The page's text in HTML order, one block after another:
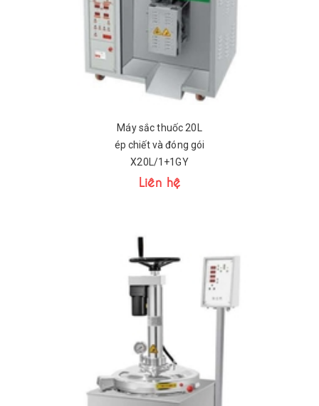
Máy sắc thuốc 20L
ép chiết và đóng gói
X20L/1+1GY
Liên hệ